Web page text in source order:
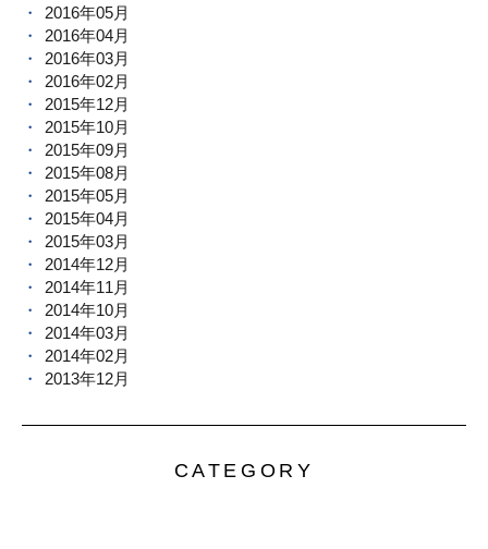
2016年05月
2016年04月
2016年03月
2016年02月
2015年12月
2015年10月
2015年09月
2015年08月
2015年05月
2015年04月
2015年03月
2014年12月
2014年11月
2014年10月
2014年03月
2014年02月
2013年12月
CATEGORY